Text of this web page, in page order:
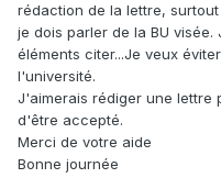
rédaction de la lettre,
je dois parler de la BU
éléments citer...Je veux
l'université.
J'aimerais rédiger une lettre
d'être accepté.
Merci de votre aide
Bonne journée